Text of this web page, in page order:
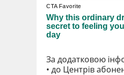
За додатковою
• до Центрів